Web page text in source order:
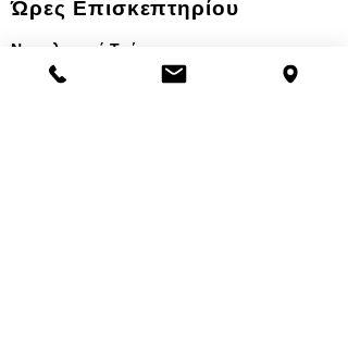
Ώρες Επισκεπτηρίου
Νοσηλευτικά Τμήματα
Χειμερινό ωράριο: 11.00-13.00
17.30-19.30